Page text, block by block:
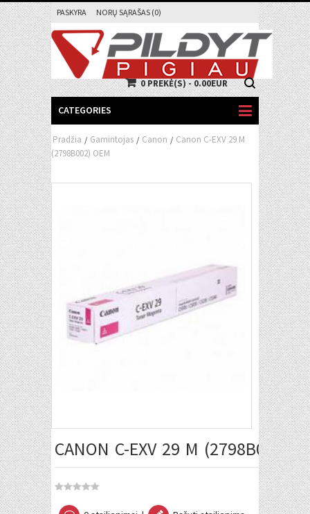
PASKYRA NORŲ SĄRAŠAS (0)
0 PREKĖ(S) - 0.00EUR
CATEGORIES
Pradžia / Gamintojas / Canon / Canon C-EXV 29 M
(2798B002) OEM
CANON C-EXV 29 M (2798B002)